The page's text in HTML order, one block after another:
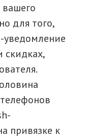
вашего
для того,
привязке к